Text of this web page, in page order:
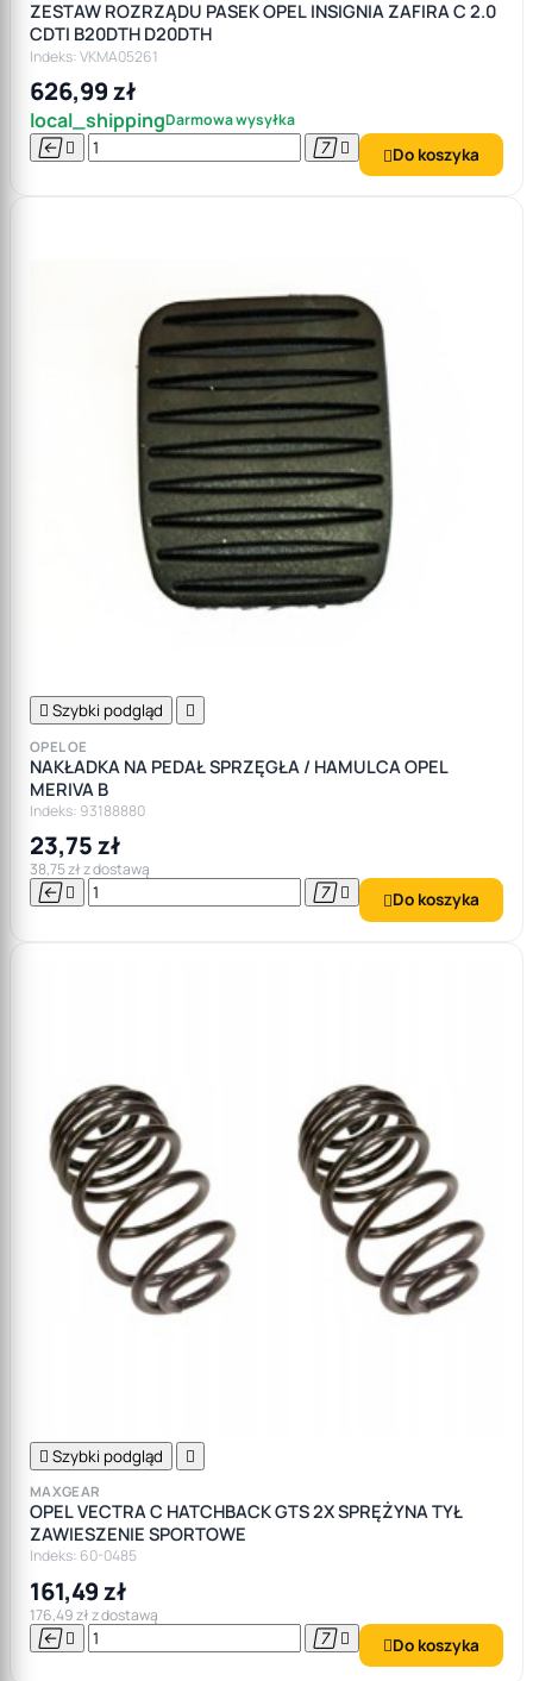
ZESTAW ROZRZĄDU PASEK OPEL INSIGNIA ZAFIRA C 2.0
CDTI B20DTH D20DTH
Indeks: VKMA05261
626,99 zł
local_shippingDarmowa wysyłka
    Do koszyka
 Szybki podgląd 
OPEL OE
NAKŁADKA NA PEDAŁ SPRZĘGŁA / HAMULCA OPEL
MERIVA B
Indeks: 93188880
23,75 zł
38,75 zł z dostawą
    Do koszyka
 Szybki podgląd 
MAXGEAR
OPEL VECTRA C HATCHBACK GTS 2X SPRĘŻYNA TYŁ
ZAWIESZENIE SPORTOWE
Indeks: 60-0485
161,49 zł
176,49 zł z dostawą
    Do koszyka